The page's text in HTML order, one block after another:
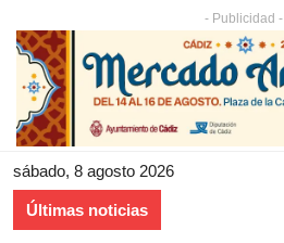
- Publicidad -
sábado, 8 agosto 2026
Últimas noticias